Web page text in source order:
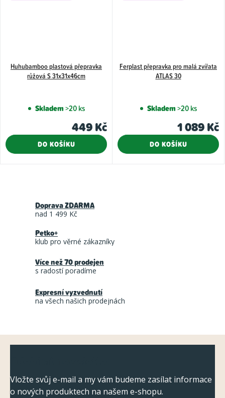
Huhubamboo plastová přepravka
růžová S 31x31x46cm
Skladem>20 ks
449 Kč
DO KOŠÍKU
Ferplast přepravka pro malá zvířata
ATLAS 30
Skladem>20 ks
1 089 Kč
DO KOŠÍKU
d
p
r
k
ý
p
Doprava ZDARMA
nad 1 499 Kč
Petko+
klub pro věrné zákazníky
Více než 70 prodejen
s radostí poradíme
Expresní vyzvednutí
na všech našich prodejnách
Vložte svůj e-mail a my vám budeme zasílat informace
o nových produktech na našem e-shopu.